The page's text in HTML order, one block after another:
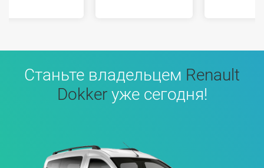
Станьте владельцем Renault
Dokkerуже сегодня!